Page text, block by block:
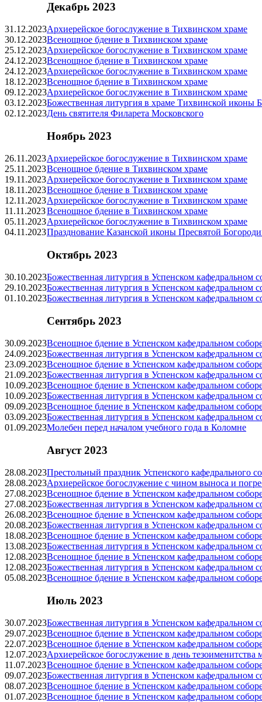
Декабрь 2023
31.12.2023Архиерейское богослужение в Тихвинском храме
30.12.2023Всенощное бдение в Тихвинском храме
25.12.2023Архиерейское богослужение в Тихвинском храме
24.12.2023Всенощное бдение в Тихвинском храме
24.12.2023Архиерейское богослужение в Тихвинском храме
18.12.2023Всенощное бдение в Тихвинском храме
09.12.2023Архиерейское богослужение в Тихвинском храме
03.12.2023Божественная литургия в храме Тихвинской иконы
02.12.2023День святителя Филарета Московского
Ноябрь 2023
26.11.2023Архиерейское богослужение в Тихвинском храме
25.11.2023Всенощное бдение в Тихвинском храме
19.11.2023Архиерейское богослужение в Тихвинском храме
18.11.2023Всенощное бдение в Тихвинском храме
12.11.2023Архиерейское богослужение в Тихвинском храме
11.11.2023Всенощное бдение в Тихвинском храме
05.11.2023Архиерейское богослужение в Тихвинском храме
04.11.2023Празднование Казанской иконы Пресвятой
Октябрь 2023
30.10.2023Божественная литургия в Успенском кафедральном
29.10.2023Божественная литургия в Успенском кафедральном
01.10.2023Божественная литургия в Успенском кафедральном
Сентябрь 2023
30.09.2023Всенощное бдение в Успенском кафедральном
24.09.2023Божественная литургия в Успенском кафедральном
23.09.2023Всенощное бдение в Успенском кафедральном
21.09.2023Божественная литургия в Успенском кафедральном
10.09.2023Всенощное бдение в Успенском кафедральном
10.09.2023Божественная литургия в Успенском кафедральном
09.09.2023Всенощное бдение в Успенском кафедральном
03.09.2023Божественная литургия в Успенском кафедральном
01.09.2023Молебен перед началом учебного года в Коломне
Август 2023
28.08.2023Престольный праздник Успенского кафедрального
28.08.2023Архиерейское богослужение с чином выноса и
27.08.2023Всенощное бдение в Успенском кафедральном
27.08.2023Божественная литургия в Успенском кафедральном
26.08.2023Всенощное бдение в Успенском кафедральном
20.08.2023Божественная литургия в Успенском кафедральном
18.08.2023Всенощное бдение в Успенском кафедральном
13.08.2023Божественная литургия в Успенском кафедральном
12.08.2023Всенощное бдение в Успенском кафедральном
12.08.2023Божественная литургия в Успенском кафедральном
05.08.2023Всенощное бдение в Успенском кафедральном
Июль 2023
30.07.2023Божественная литургия в Успенском кафедральном
29.07.2023Всенощное бдение в Успенском кафедральном
22.07.2023Всенощное бдение в Успенском кафедральном
12.07.2023Архиерейское богослужение в день
11.07.2023Всенощное бдение в Успенском кафедральном
09.07.2023Божественная литургия в Успенском кафедральном
08.07.2023Всенощное бдение в Успенском кафедральном
01.07.2023Всенощное бдение в Успенском кафедральном